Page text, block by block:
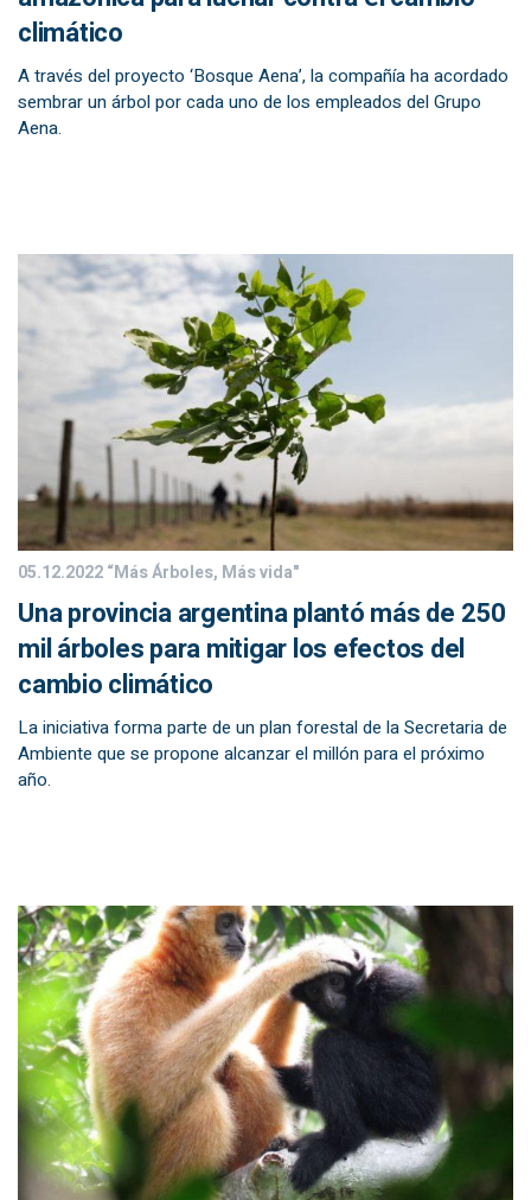
climático
A través del proyecto ‘Bosque Aena’, la compañía ha acordado
sembrar un árbol por cada uno de los empleados del Grupo
Aena.
05.12.2022“Más Árboles, Más vida"
Una provincia argentina plantó más de 250
mil árboles para mitigar los efectos del
cambio climático
La iniciativa forma parte de un plan forestal de la Secretaria de
Ambiente que se propone alcanzar el millón para el próximo
año.